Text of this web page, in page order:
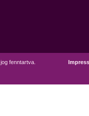
fenntartva.